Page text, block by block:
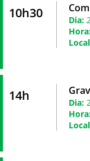
10h30 Dia:
14h Dia: